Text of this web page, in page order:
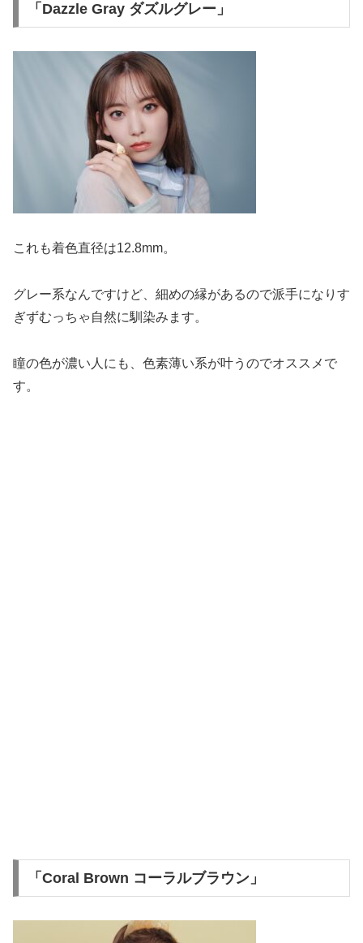
「Dazzle Gray ダズルグレー」
これも着色直径は12.8mm。
グレー系なんですけど、細めの縁があるので派手になりす
ぎずむっちゃ自然に馴染みます。
瞳の色が濃い人にも、色素薄い系が叶うのでオススメで
す。
「Coral Brown コーラルブラウン」